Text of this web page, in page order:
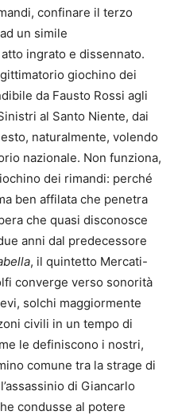
confinare il terzo
un simile
ingrato e dissennato.
giochino dei
da Fausto Rossi agli
al Santo Niente, dai
naturalmente, volendo
nazionale. Non funziona,
dei rimandi: perché
ben affilata che penetra
che quasi disconosce
anni dal predecessore
, il quintetto Mercati-
converge verso sonorità
solchi maggiormente
civili in un tempo di
le definiscono i nostri,
comune tra la strage di
di Giancarlo
condusse al potere